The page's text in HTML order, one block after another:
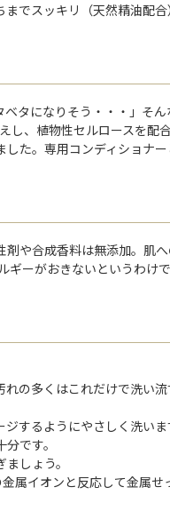
でスッキリ（天然精油配
タになりそう・・・」そん
し、植物性セルロースを配合
た。専用コンディショナ
や合成香料は無添加。肌
ーがおきないというわけ
の多くはこれだけで洗い流
するようにやさしく洗いま
です。
しょう。
属イオンと反応して金属